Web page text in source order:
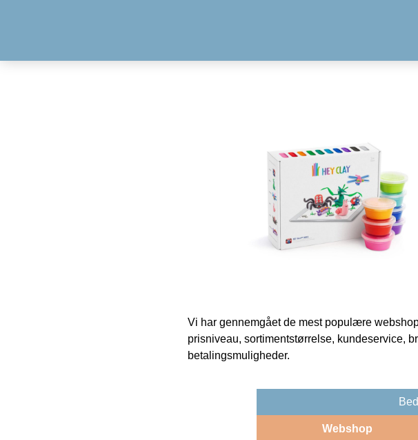
Vi har gennemgået de mest populære
prisniveau, sortimentstørrelse, kundeservice,
betalingsmuligheder.
Webshop